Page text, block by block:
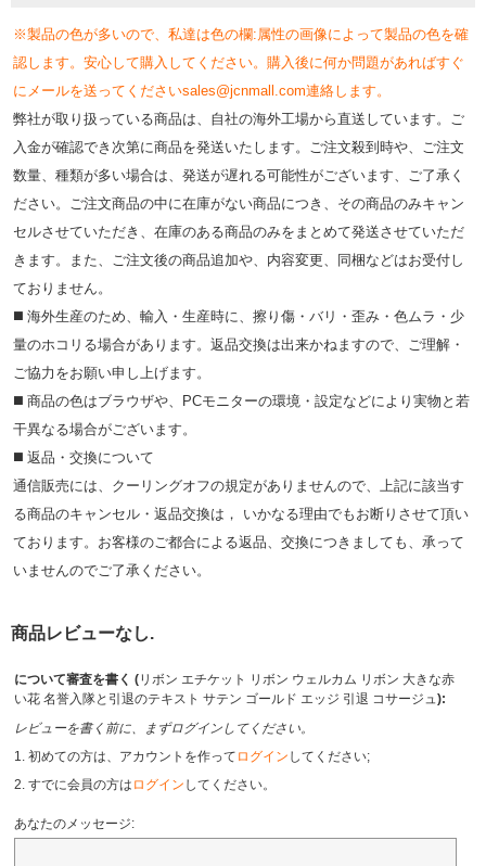
※製品の色が多いので、私達は色の欄:属性の画像によって製品の色を確
認します。安心して購入してください。購入後に何か問題があればすぐ
にメールを送ってくださいsales@jcnmall.com連絡します。
弊社が取り扱っている商品は、自社の海外工場から直送しています。ご
入金が確認でき次第に商品を発送いたします。ご注文殺到時や、ご注文
数量、種類が多い場合は、発送が遅れる可能性がございます、ご了承く
ださい。ご注文商品の中に在庫がない商品につき、その商品のみキャン
セルさせていただき、在庫のある商品のみをまとめて発送させていただ
きます。また、ご注文後の商品追加や、内容変更、同梱などはお受付し
ておりません。
◼️ 海外⽣産のため、輸⼊・⽣産時に、擦り傷・バリ・歪み・色ムラ・少
量のホコリる場合があります。返品交換は出来かねますので、ご理解・
ご協⼒をお願い申し上げます。
◼️ 商品の⾊はブラウザや、PCモニターの環境・設定などにより実物と若
⼲異なる場合がございます。
◼️ 返品・交換について
通信販売には、クーリングオフの規定がありませんので、上記に該当す
る商品のキャンセル・返品交換は， いかなる理由でもお断りさせて頂い
ております。お客様のご都合による返品、交換につきましても、承って
いませんのでご了承ください。
商品レビューなし.
について審査を書く (リボン エチケット リボン ウェルカム リボン 大きな赤
い花 名誉入隊と引退のテキスト サテン ゴールド エッジ 引退 コサージュ):
レビューを書く前に、まずログインしてください。
1. 初めての方は、アカウントを作って ログイン してください;
2. すでに会員の方は ログイン してください。
あなたのメッセージ: